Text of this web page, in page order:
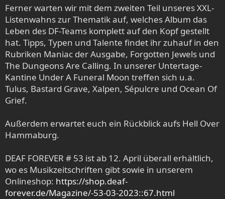
Ferner warten wir mit dem zweiten Teil unseres XXL-
Listenwahns zur Thematik auf, welches Album das
Leben des DF-Teams komplett auf den Kopf gestellt
hat. Tipps, Typen und Talente findet ihr zuhauf in den
Rubriken Maniac der Ausgabe, Forgotten Jewels und
The Dungeons Are Calling. In unserer Untertage-
Kantine Under A Funeral Moon treffen sich u.a.
Tulus, Bastard Grave, Xalpen, Sépulcre und Ocean Of
Grief.
Außerdem erwartet euch ein Rückblick aufs Hell Over
Hammaburg.
DEAF FOREVER # 53 ist ab 12. April überall erhältlich,
wo es Musikzeitschriften gibt sowie in unserem
Onlineshop: https://shop.deaf-
forever.de/Magazine/-53-03-2023::67.html